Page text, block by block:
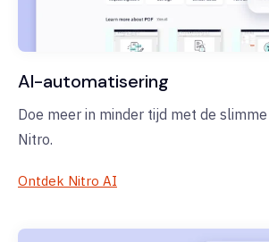
AI-automatisering
Doe meer in minder tijd met de
Nitro.
Ontdek Nitro AI